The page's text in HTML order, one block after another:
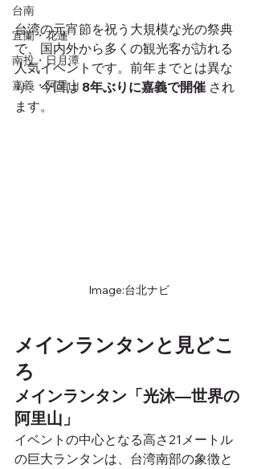
台南
宜蘭・花蓮
南投・日月潭
嘉義・阿里山
台湾の元宵節を祝う大規模な光の祭典
で、国内外から多くの観光客が訪れる
人気イベントです。前年までとは異な
り、今回は 8年ぶりに嘉義で開催 され
ます。
Image:台北ナビ
メインランタンと見どこ
ろ
メインランタン「光沐―世界の
阿里山」
イベントの中心となる高さ21メートル
の巨大ランタンは、台湾南部の象徴と